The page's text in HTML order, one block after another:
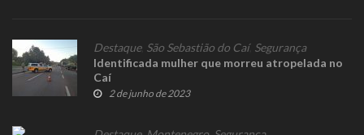
Destaque, São Sebastião do Caí, Segurança
Identificada mulher que morreu atropelada no
Caí
2 de junho de 2023